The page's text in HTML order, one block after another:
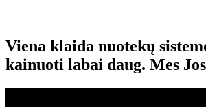
Viena klaida nuotekų
kainuoti labai daug. Mes